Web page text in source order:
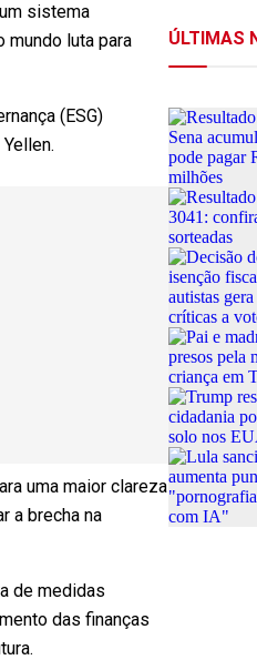
sistema
mundo luta para
(ESG)
uma maior clareza
a brecha na
de medidas
das finanças